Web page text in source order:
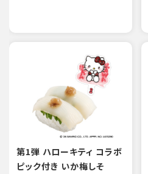
第1弾 ハローキティ コラボ
ピック付き いか梅しそ